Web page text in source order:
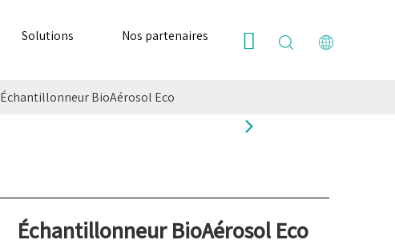
Solutions Nos partenaires Ressources
Échantillonneur BioAérosol Eco
Échantillonneur BioAérosol Eco